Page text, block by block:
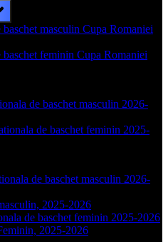
masculin Cupa Romaniei
baschet feminin Cupa Romaniei
de baschet masculin 2026-
de baschet feminin 2025-
de baschet masculin 2026-
2025-2026
de baschet feminin 2025-2026
2025-2026